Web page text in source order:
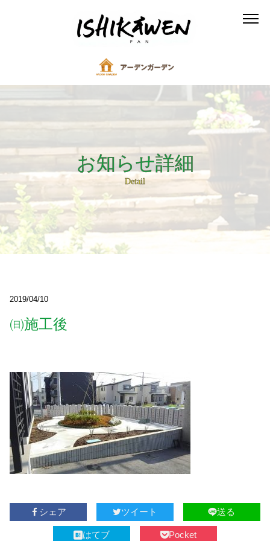
お知らせ詳細
Detail
2019/04/10
㈰施工後
シェア ツイート 送る
はてブ Pocket